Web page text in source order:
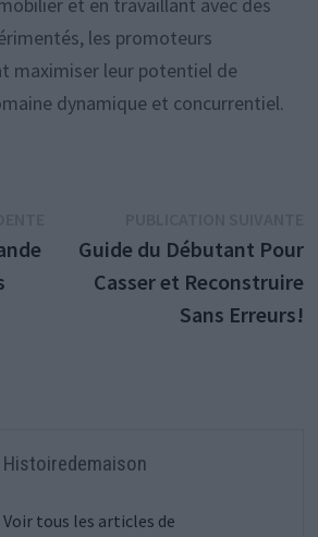
les promoteurs
maximiser leur potentiel de
dynamique et concurrentiel.
précédente :
Guide du Débutant Pour
Casser et Reconstruire
Sans Erreurs!
Histoiredemaison
Voir tous les articles de